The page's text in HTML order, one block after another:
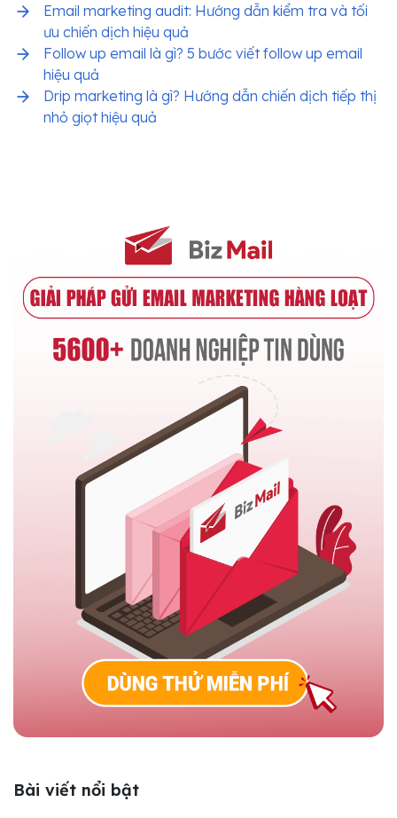
Email marketing audit: Hướng dẫn kiểm tra và tối
ưu chiến dịch hiệu quả
Follow up email là gì? 5 bước viết follow up email
hiệu quả
Drip marketing là gì? Hướng dẫn chiến dịch tiếp thị
nhỏ giọt hiệu quả
Bài viết nổi bật